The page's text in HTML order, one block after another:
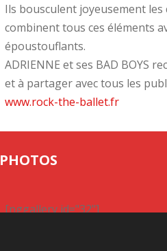
Ils bousculent joyeusement les
combinent tous ces éléments
époustouflants.
ADRIENNE et ses BAD BOYS
et à partager avec tous les
www.rock-the-ballet.fr
PHOTOS
[nggallery id="32"]